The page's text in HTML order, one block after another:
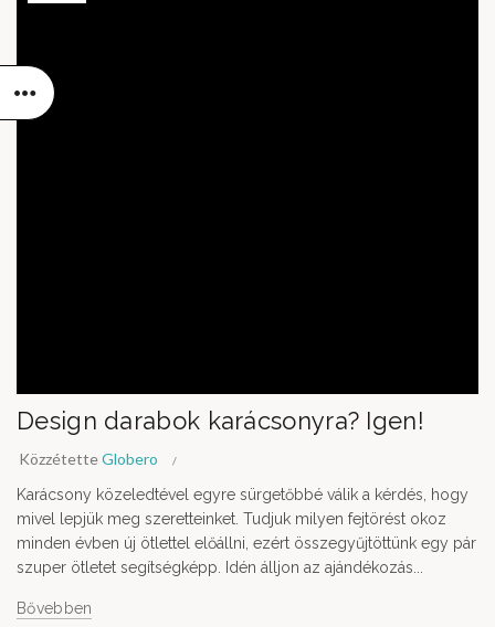
Design darabok karácsonyra? Igen!
KözzétetteGlobero
Karácsony közeledtével egyre sürgetőbbé válik a kérdés, hogy
mivel lepjük meg szeretteinket. Tudjuk milyen fejtörést okoz
minden évben új ötlettel előállni, ezért összegyűjtöttünk egy pár
szuper ötletet segítségképp. Idén álljon az ajándékozás...
Bővebben